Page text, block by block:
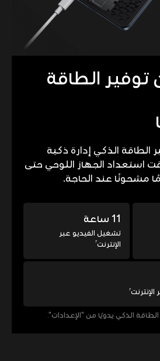
توفير الطاقة
الذكي إدارة ذكية
استعداد الجهاز اللوحي حتى
مشحونًا عند الحاجة.
11 ساعة
تشغيل الفيديو عبر
الإنترنت 7
7
الذكي يدويًا من "الإعدادات".